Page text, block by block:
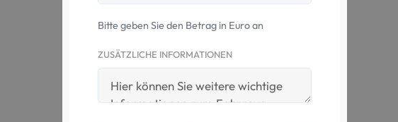
Bitte geben Sie den Betrag in Euro an
ZUSÄTZLICHE INFORMATIONEN